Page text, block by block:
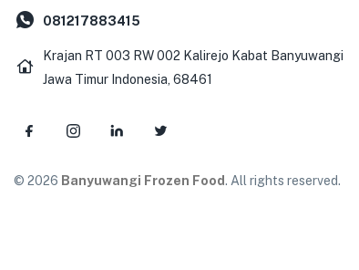
081217883415
Krajan RT 003 RW 002 Kalirejo Kabat Banyuwangi
Jawa Timur Indonesia, 68461
© 2026 Banyuwangi Frozen Food. All rights reserved.